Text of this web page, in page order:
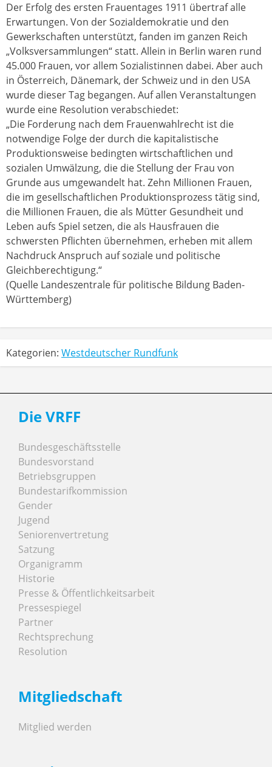
Der Erfolg des ersten Frauentages 1911 übertraf alle
Erwartungen. Von der Sozialdemokratie und den
Gewerkschaften unterstützt, fanden im ganzen Reich
„Volksversammlungen“ statt. Allein in Berlin waren rund
45.000 Frauen, vor allem Sozialistinnen dabei. Aber auch
in Österreich, Dänemark, der Schweiz und in den USA
wurde dieser Tag begangen. Auf allen Veranstaltungen
wurde eine Resolution verabschiedet:
„Die Forderung nach dem Frauenwahlrecht ist die
notwendige Folge der durch die kapitalistische
Produktionsweise bedingten wirtschaftlichen und
sozialen Umwälzung, die die Stellung der Frau von
Grunde aus umgewandelt hat. Zehn Millionen Frauen,
die im gesellschaftlichen Produktionsprozess tätig sind,
die Millionen Frauen, die als Mütter Gesundheit und
Leben aufs Spiel setzen, die als Hausfrauen die
schwersten Pflichten übernehmen, erheben mit allem
Nachdruck Anspruch auf soziale und politische
Gleichberechtigung.“
(Quelle Landeszentrale für politische Bildung Baden-
Württemberg)
Kategorien: Westdeutscher Rundfunk
Die VRFF
Bundesgeschäftsstelle
Bundesvorstand
Betriebsgruppen
Bundestarifkommission
Gender
Jugend
Seniorenvertretung
Satzung
Organigramm
Historie
Presse & Öffentlichkeitsarbeit
Pressespiegel
Partner
Rechtsprechung
Resolution
Mitgliedschaft
Mitglied werden